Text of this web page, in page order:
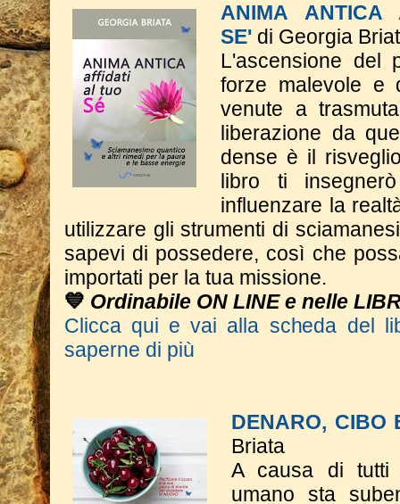
ANIMA ANTICA
SE' di Georgia
L'ascensione del
forze malevole e
venute a
liberazione da
dense è il
libro ti
influenzare la
utilizzare gli strumenti di
sapevi di possedere, così che
importati per la tua missione.
💙 Ordinabile ON LINE e nelle
Clicca qui e vai alla scheda del
saperne di più
DENARO, CIBO
Briata
A causa di tutti
umano sta